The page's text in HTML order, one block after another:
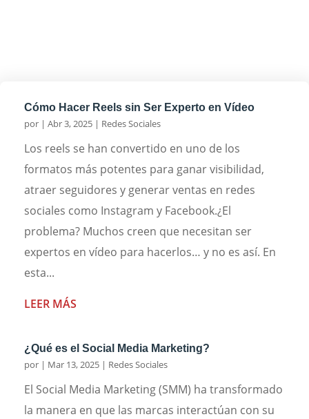
Cómo Hacer Reels sin Ser Experto en Vídeo
por | Abr 3, 2025 | Redes Sociales
Los reels se han convertido en uno de los
formatos más potentes para ganar visibilidad,
atraer seguidores y generar ventas en redes
sociales como Instagram y Facebook.¿El
problema? Muchos creen que necesitan ser
expertos en vídeo para hacerlos… y no es así. En
esta...
LEER MÁS
¿Qué es el Social Media Marketing?
por | Mar 13, 2025 | Redes Sociales
El Social Media Marketing (SMM) ha transformado
la manera en que las marcas interactúan con su